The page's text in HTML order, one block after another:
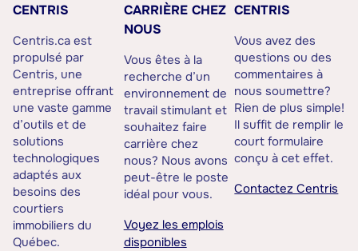
CENTRIS
Centris.ca est
propulsé par
Centris, une
entreprise offrant
une vaste gamme
d’outils et de
solutions
technologiques
adaptés aux
besoins des
courtiers
immobiliers du
Québec.
CARRIÈRE CHEZ
NOUS
Vous êtes à la
recherche d’un
environnement de
travail stimulant et
souhaitez faire
carrière chez
nous? Nous avons
peut-être le poste
idéal pour vous.
Voyez les emplois
disponibles
CENTRIS
Vous avez des
questions ou des
commentaires à
nous soumettre?
Rien de plus simple!
Il suffit de remplir le
court formulaire
conçu à cet effet.
Contactez Centris